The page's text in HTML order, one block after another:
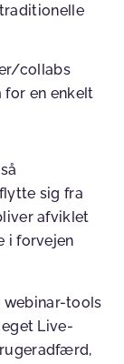
collabs
for en enkelt
sig fra
afviklet
i forvejen
webinar-tools
Live-